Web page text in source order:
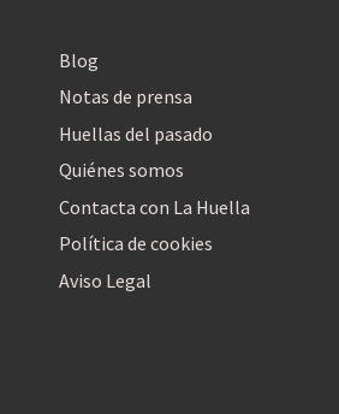
Blog
Notas de prensa
Huellas del pasado
Quiénes somos
Contacta con La Huella
Política de cookies
Aviso Legal